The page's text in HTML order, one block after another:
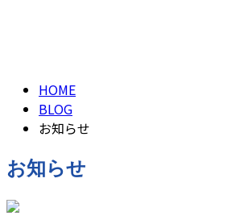
HOME
BLOG
お知らせ
お知らせ